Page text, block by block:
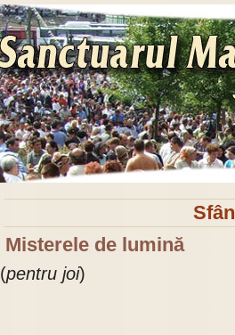
Misterele de lumină
(pentru joi)